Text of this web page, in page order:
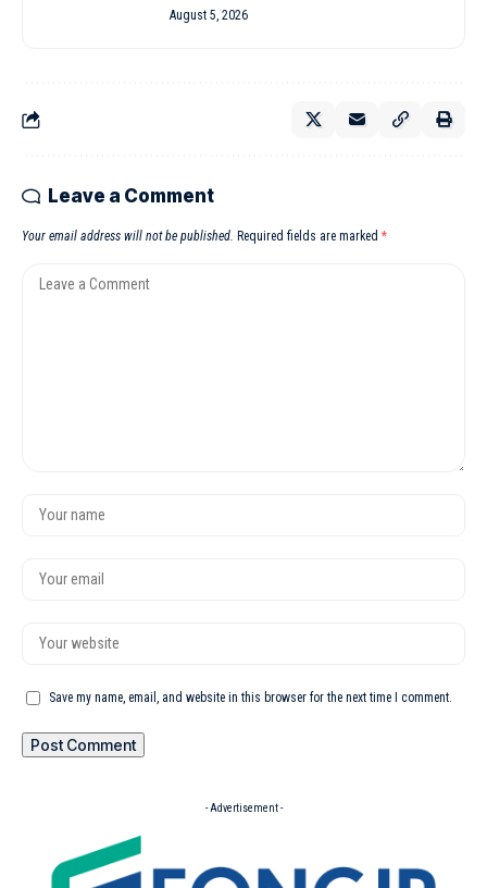
August 5, 2026
Leave a Comment
Your email address will not be published. Required fields are marked *
Save my name, email, and website in this browser for the next time I comment.
- Advertisement -